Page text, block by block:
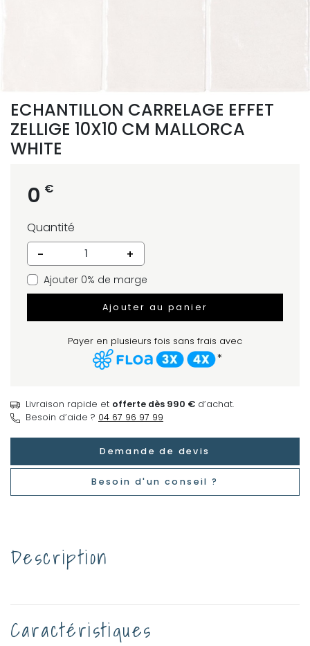
ECHANTILLON CARRELAGE EFFET
ZELLIGE 10X10 CM MALLORCA
WHITE
0 €
Quantité
-
+
Ajouter 0% de marge
Ajouter au panier
Payer en plusieurs fois sans frais avec
*
Livraison rapide et offerte dès 990 € d’achat.
Besoin d’aide ? 04 67 96 97 99
Demande de devis
Besoin d'un conseil ?
Description
Caractéristiques